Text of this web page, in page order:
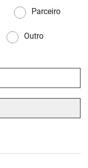
Parceiro
Outro